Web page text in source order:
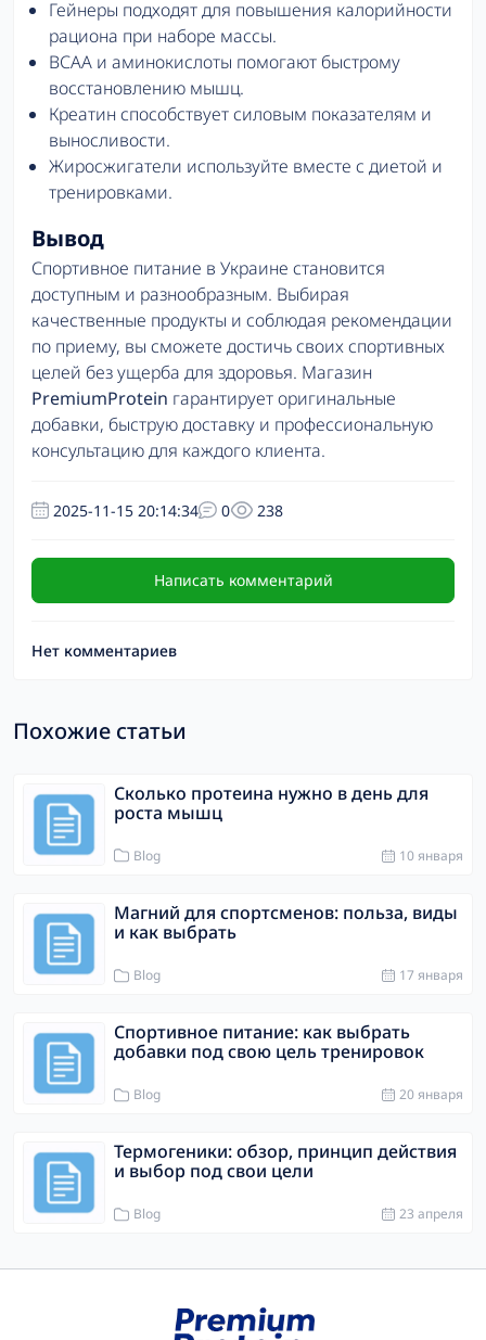
Гейнеры подходят для повышения калорийности
рациона при наборе массы.
BCAA и аминокислоты помогают быстрому
восстановлению мышц.
Креатин способствует силовым показателям и
выносливости.
Жиросжигатели используйте вместе с диетой и
тренировками.
Вывод
Спортивное питание в Украине становится
доступным и разнообразным. Выбирая
качественные продукты и соблюдая рекомендации
по приему, вы сможете достичь своих спортивных
целей без ущерба для здоровья. Магазин
PremiumProtein гарантирует оригинальные
добавки, быструю доставку и профессиональную
консультацию для каждого клиента.
2025-11-15 20:14:34 0 238
Написать комментарий
Нет комментариев
Похожие статьи
Сколько протеина нужно в день для
роста мышц
Blog 10 января
Магний для спортсменов: польза, виды
и как выбрать
Blog 17 января
Спортивное питание: как выбрать
добавки под свою цель тренировок
Blog 20 января
Термогеники: обзор, принцип действия
и выбор под свои цели
Blog 23 апреля